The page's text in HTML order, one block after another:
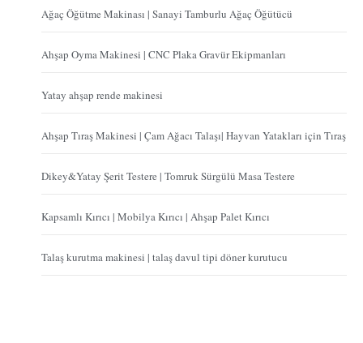
Ağaç Öğütme Makinası | Sanayi Tamburlu Ağaç Öğütücü
Ahşap Oyma Makinesi | CNC Plaka Gravür Ekipmanları
Yatay ahşap rende makinesi
Ahşap Tıraş Makinesi | Çam Ağacı Talaşı| Hayvan Yatakları için Tıraş
Dikey&Yatay Şerit Testere | Tomruk Sürgülü Masa Testere
Kapsamlı Kırıcı | Mobilya Kırıcı | Ahşap Palet Kırıcı
Talaş kurutma makinesi | talaş davul tipi döner kurutucu